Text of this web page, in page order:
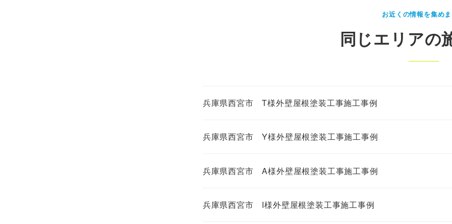
お近くの情報を集め
同じエリアの
兵庫県西宮市 T様外壁屋根塗装工事施工事例
兵庫県西宮市 Y様外壁屋根塗装工事施工事例
兵庫県西宮市 A様外壁屋根塗装工事施工事例
兵庫県西宮市 I様外壁屋根塗装工事施工事例